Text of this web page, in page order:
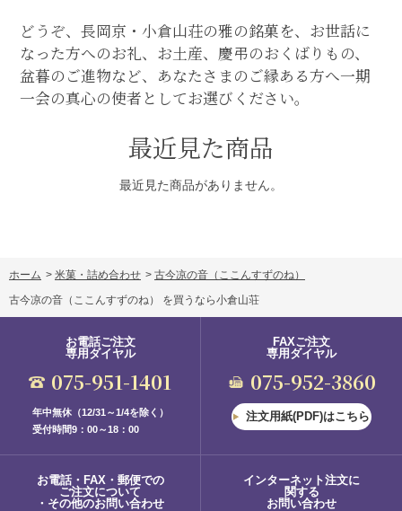
どうぞ、長岡京・小倉山荘の雅の銘菓を、お世話に
なった方へのお礼、お土産、慶弔のおくばりもの、
盆暮のご進物など、あなたさまのご縁ある方へ一期
一会の真心の使者としてお選びください。
最近見た商品
最近見た商品がありません。
ホーム > 米菓・詰め合わせ > 古今凉の音（ここんすずのね）
古今凉の音（ここんすずのね） を買うなら小倉山荘
お電話ご注文
専用ダイヤル
075-951-1401
年中無休（12/31～1/4を除く）
受付時間9：00～18：00
FAXご注文
専用ダイヤル
075-952-3860
注文用紙(PDF)はこちら
お電話・FAX・郵便での
ご注文について
・その他のお問い合わせ
インターネット注文に
関する
お問い合わせ